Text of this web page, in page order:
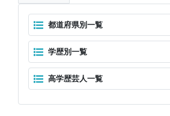
都道府県別一覧
学歴別一覧
高学歴芸人一覧